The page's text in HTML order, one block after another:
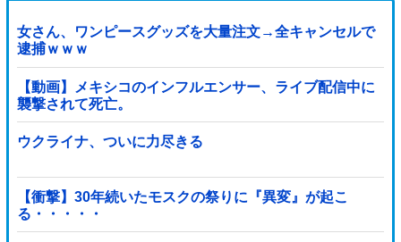
女さん、ワンピースグッズを大量注文→全キャンセルで
逮捕ｗｗｗ
【動画】メキシコのインフルエンサー、ライブ配信中に
襲撃されて死亡。
ウクライナ、ついに力尽きる
【衝撃】30年続いたモスクの祭りに『異変』が起こ
る・・・・・